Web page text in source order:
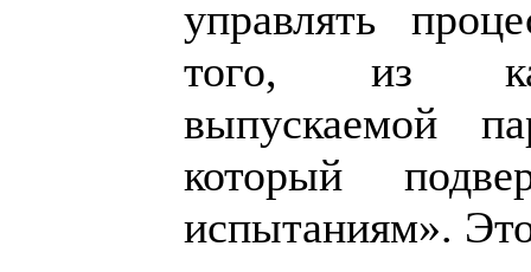
управлять
того, из
выпускаемой
который
испытаниям».